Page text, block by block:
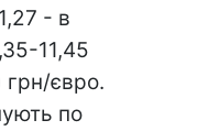
- в
11,45
грн/євро.
по